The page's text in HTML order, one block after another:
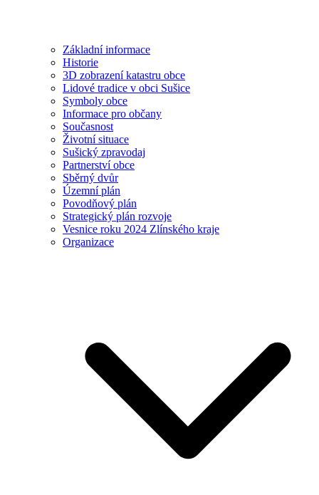
Základní informace
Historie
3D zobrazení katastru obce
Lidové tradice v obci Sušice
Symboly obce
Informace pro občany
Současnost
Životní situace
Sušický zpravodaj
Partnerství obce
Sběrný dvůr
Územní plán
Povodňový plán
Strategický plán rozvoje
Vesnice roku 2024 Zlínského kraje
Organizace